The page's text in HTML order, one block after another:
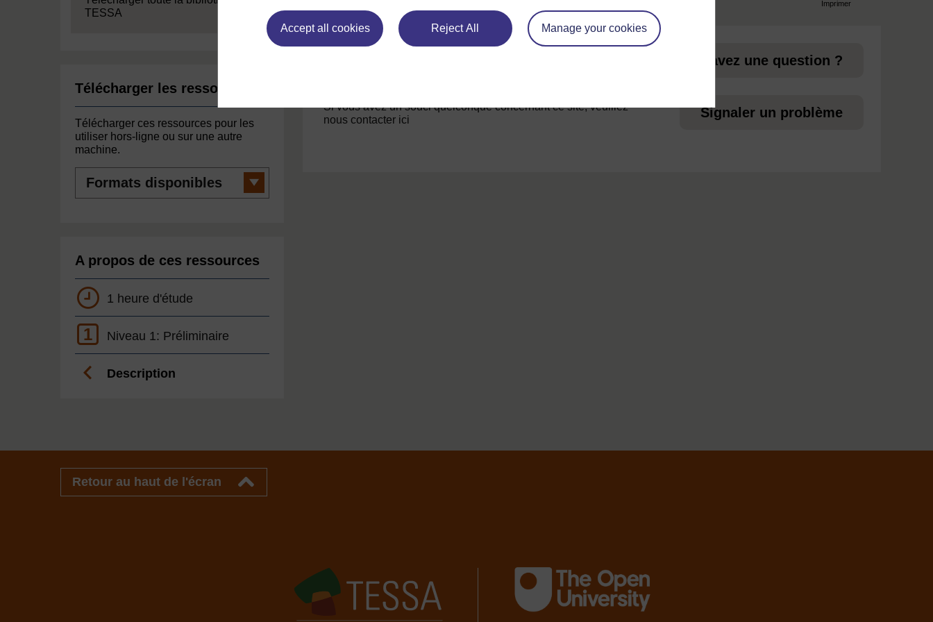
Accept all cookies Reject All Manage your cookies
TESSA
Télécharger les ressources
Télécharger ces ressources pour les
utiliser hors-ligne ou sur une autre
machine.
disponibles
A propos de ces ressources
1 heure d'étude
1 Niveau 1: Préliminaire
Description
Imprimer
Vous avez une question ?
Si vous avez un souci quelconque concernant ce site, veuillez
nous contacter ici
Signaler un problème
Retour au haut de l'écran